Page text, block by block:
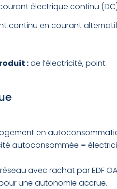
électrique continu
continu en courant
:de l’électricité, point.
en
autoconsommée =
avec rachat par EDF
une autonomie accrue.